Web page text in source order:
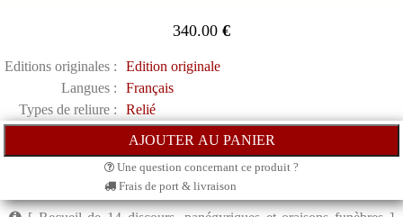
340.00 €
Editions originales :
Edition originale
Langues :
Français
Types de reliure :
Relié
Une question concernant ce produit ?
Frais de port & livraison